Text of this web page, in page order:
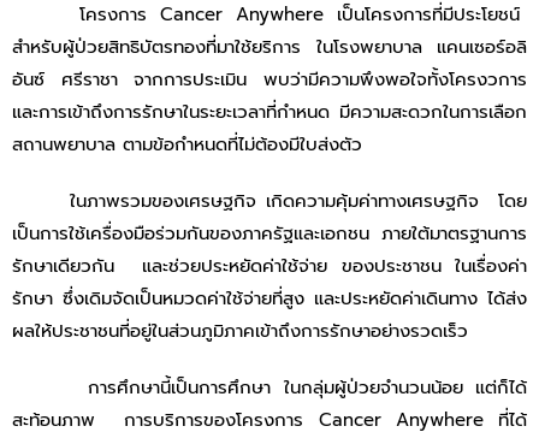
โครงการ Cancer Anywhere เป็นโครงการที่มีประโยชน์
สำหรับผู้ป่วยสิทธิบัตรทองที่มาใช้ยริการ ในโรงพยาบาล แคนเซอร์อลิ
อันซ์ ศรีราชา จากการประเมิน พบว่ามีความพึงพอใจทั้งโครงวการ
และการเข้าถึงการรักษาในระยะเวลาที่กำหนด มีความสะดวกในการเลือก
สถานพยาบาล ตามข้อกำหนดที่ไม่ต้องมีใบส่งตัว
ในภาพรวมของเศรษฐกิจ เกิดความคุ้มค่าทางเศรษฐกิจ โดย
เป็นการใช้เครื่องมือร่วมกันของภาครัฐและเอกชน ภายใต้มาตรฐานการ
รักษาเดียวกัน และช่วยประหยัดค่าใช้จ่าย ของประชาชน ในเรื่องค่า
รักษา ซึ่งเดิมจัดเป็นหมวดค่าใช้จ่ายที่สูง และประหยัดค่าเดินทาง ได้ส่ง
ผลให้ประชาชนที่อยู่ในส่วนภูมิภาคเข้าถึงการรักษาอย่างรวดเร็ว
การศึกษานี้เป็นการศึกษา ในกลุ่มผู้ป่วยจํานวนน้อย แต่ก็ได้
สะท้อนภาพ การบริการของโครงการ Cancer Anywhere ที่ได้